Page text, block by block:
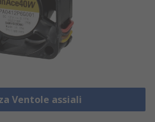
Ventole assiali